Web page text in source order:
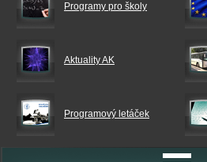
Programy pro školy
Aktuality AK
Programový letáček